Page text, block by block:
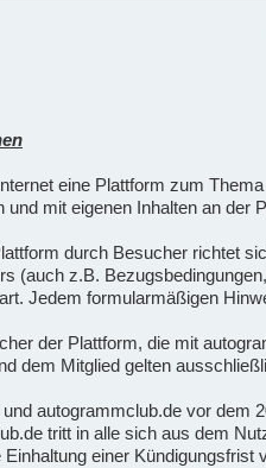
eine Plattform zum
mit eigenen Inhalten an der
durch Besucher richtet
(auch z.B.
Jedem formularmäßigen
der Plattform, die mit
dem Mitglied gelten
autogrammclub.de vor
tritt in alle sich aus dem
einer